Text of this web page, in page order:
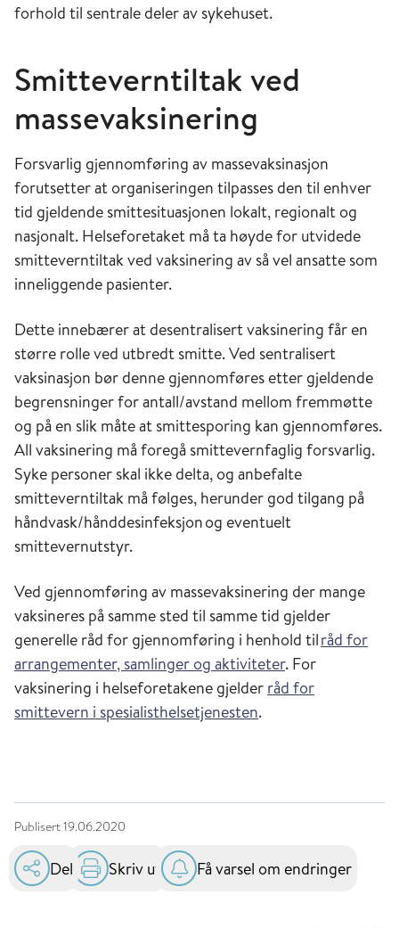
forhold til sentrale deler av sykehuset.
Smitteverntiltak ved
massevaksinering
Forsvarlig gjennomføring av massevaksinasjon
forutsetter at organiseringen tilpasses den til enhver
tid gjeldende smittesituasjonen lokalt, regionalt og
nasjonalt. Helseforetaket må ta høyde for utvidede
smitteverntiltak ved vaksinering av så vel ansatte som
inneliggende pasienter.
Dette innebærer at desentralisert vaksinering får en
større rolle ved utbredt smitte. Ved sentralisert
vaksinasjon bør denne gjennomføres etter gjeldende
begrensninger for antall/avstand mellom fremmøtte
og på en slik måte at smittesporing kan gjennomføres.
All vaksinering må foregå smittevernfaglig forsvarlig.
Syke personer skal ikke delta, og anbefalte
smitteverntiltak må følges, herunder god tilgang på
håndvask/hånddesinfeksjon og eventuelt
smittevernutstyr.
Ved gjennomføring av massevaksinering der mange
vaksineres på samme sted til samme tid gjelder
generelle råd for gjennomføring i henhold tilråd for
arrangementer, samlinger og aktiviteter. For
vaksinering i helseforetakene gjelder råd for
smittevern i spesialisthelsetjenesten.
Publisert19.06.2020
Del Skriv ut Få varsel om endringer